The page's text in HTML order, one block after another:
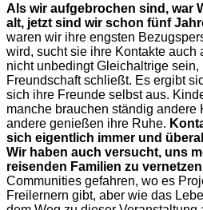
Als wir aufgebrochen sind, war
alt, jetzt sind wir schon fünf
waren wir ihre engsten
wird, sucht sie ihre Kontakte auch
nicht unbedingt Gleichaltrige sein,
Freundschaft schließt. Es ergibt
sich ihre Freunde selbst aus.
manche brauchen ständig andere
andere genießen ihre Ruhe.
sich eigentlich immer und
Wir haben auch versucht, uns
reisenden Familien zu vernetzen
Communities gefahren, wo es
Freilernern gibt, aber wie das